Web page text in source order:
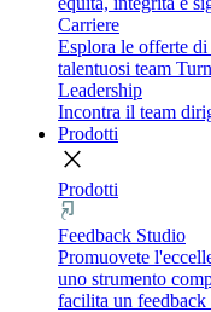
Carriere
Esplora le offerte
talentuosi team
Leadership
Incontra il team
Prodotti
close
Prodotti
Feedback Studio
Promuovete
uno strumento
facilita un